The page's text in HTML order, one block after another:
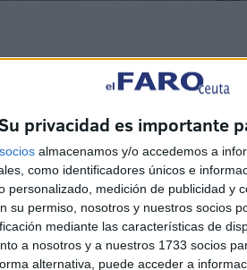
privacidad es importante
socios almacenamos y/o accedemos a
como identificadores únicos e
personalizado, medición de publicidad y
su permiso, nosotros y nuestros socios
mediante las características de
a nosotros y a nuestros 1733 socios
alternativa, puede acceder a
muy versátil, sin miedo a nada,
aún no se había creado una
comenta.